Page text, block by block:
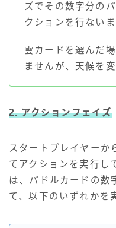
ズでその数字分の
クションを行ないま
雲カードを選んだ
ませんが、天候を変
2. アクションフェイズ
スタートプレイヤーか
てアクションを実行し
は、パドルカードの数
て、以下のいずれかを